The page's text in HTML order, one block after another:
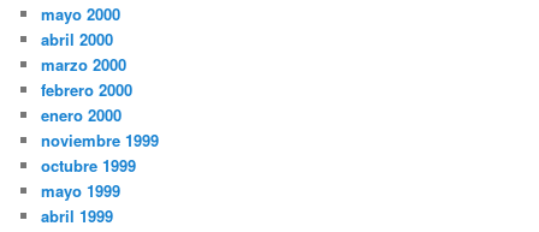
mayo 2000
abril 2000
marzo 2000
febrero 2000
enero 2000
noviembre 1999
octubre 1999
mayo 1999
abril 1999